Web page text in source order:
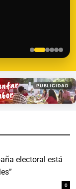
PUBLICIDAD
electoral está
0